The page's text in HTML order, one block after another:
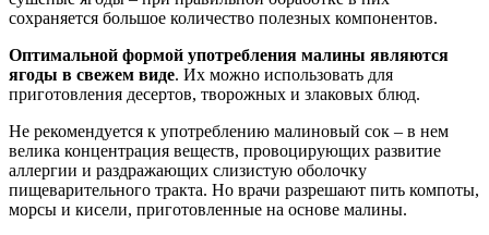
сохраняется большое количество полезных компонентов.
Оптимальной формой употребления малины являются
ягоды в свежем виде. Их можно использовать для
приготовления десертов, творожных и злаковых блюд.
Не рекомендуется к употреблению малиновый сок – в нем
велика концентрация веществ, провоцирующих развитие
аллергии и раздражающих слизистую оболочку
пищеварительного тракта. Но врачи разрешают пить компоты,
морсы и кисели, приготовленные на основе малины.